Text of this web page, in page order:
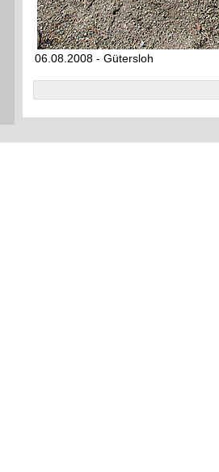
06.08.2008 - Gütersloh